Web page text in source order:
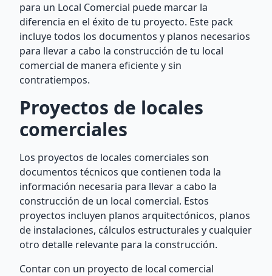
para un Local Comercial puede marcar la
diferencia en el éxito de tu proyecto. Este pack
incluye todos los documentos y planos necesarios
para llevar a cabo la construcción de tu local
comercial de manera eficiente y sin
contratiempos.
Proyectos de locales
comerciales
Los proyectos de locales comerciales son
documentos técnicos que contienen toda la
información necesaria para llevar a cabo la
construcción de un local comercial. Estos
proyectos incluyen planos arquitectónicos, planos
de instalaciones, cálculos estructurales y cualquier
otro detalle relevante para la construcción.
Contar con un proyecto de local comercial